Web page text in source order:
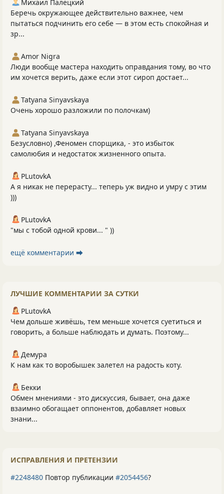
Михаил Палецкий
Беречь окружающее действительно важнее, чем
пытаться подчинить его себе — в этом есть спокойная и
зр...
Amor Nigra
Люди вообще мастера находить оправдания тому, во что
им хочется верить, даже если этот сироп достает...
Tatyana Sinyavskaya
Очень хорошо разложили по полочкам)
Tatyana Sinyavskaya
Безусловно) ,Феномен спорщика, - это избыток
самолюбия и недостаток жизненного опыта.
PLutоvkА
А я никак не перерасту... теперь уж видно и умру с этим
)))
PLutоvkА
"мы с тобой одной крови... " ))
ещё комментарии ⮕
ЛУЧШИЕ КОММЕНТАРИИ ЗА СУТКИ
PLutоvkА
Чем дольше живёшь, тем меньше хочется суетиться и
говорить, а больше наблюдать и думать. Поэтому...
Демура
К нам как то воробышек залетел на радость коту.
Бекки
Обмен мнениями - это дискуссия, бывает, она даже
взаимно обогащает оппонентов, добавляет новых
знани...
ИСПРАВЛЕНИЯ И ПРЕТЕНЗИИ
#2248480 Повтор публикации #2054456?